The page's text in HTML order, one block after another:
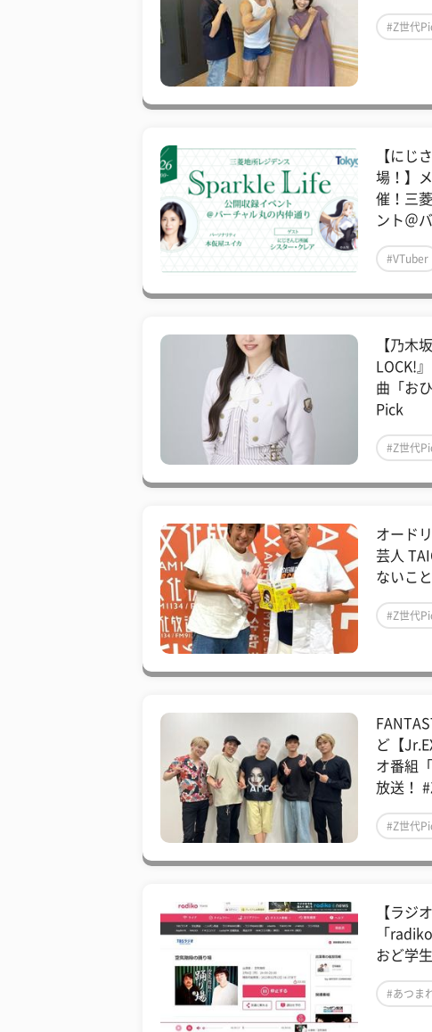
#Z世代
【にじ
場！】
催！三
ント＠
#VTuber
【乃木
LOCK!
曲「お
Pick
#Z世代
オード
芸人
ないこ
#Z世代
ど【
オ番組
放送！
#Z世代
【ラジ
「
おど学生
#あつま